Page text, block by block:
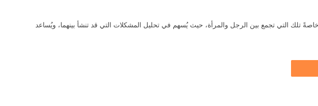
تلك التي تجمع بين الرجل والمرأة، حيث يُسهم في تحليل المشكلات التي قد تنشأ بينهما، ويُساعد